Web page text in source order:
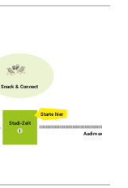
Studi-Zelt
Audimax
Snack & Connect
Starte hier